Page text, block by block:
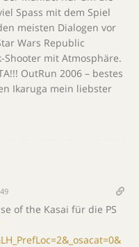
Spass mit dem Spiel
meisten Dialogen vor
Wars Republic
Shooter mit Atmosphäre.
OutRun 2006 – bestes
Ikaruga mein liebster
of the Kasai für die PS